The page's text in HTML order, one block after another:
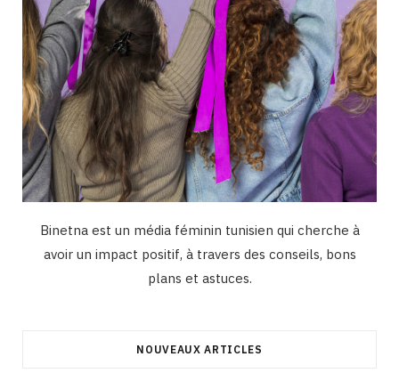
Binetna est un média féminin tunisien qui cherche à
avoir un impact positif, à travers des conseils, bons
plans et astuces.
NOUVEAUX ARTICLES